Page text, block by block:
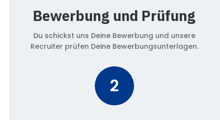
Bewerbung und Prüfung
Du schickst uns Deine Bewerbung und unsere
Recruiter prüfen Deine Bewerbungsunterlagen.
2